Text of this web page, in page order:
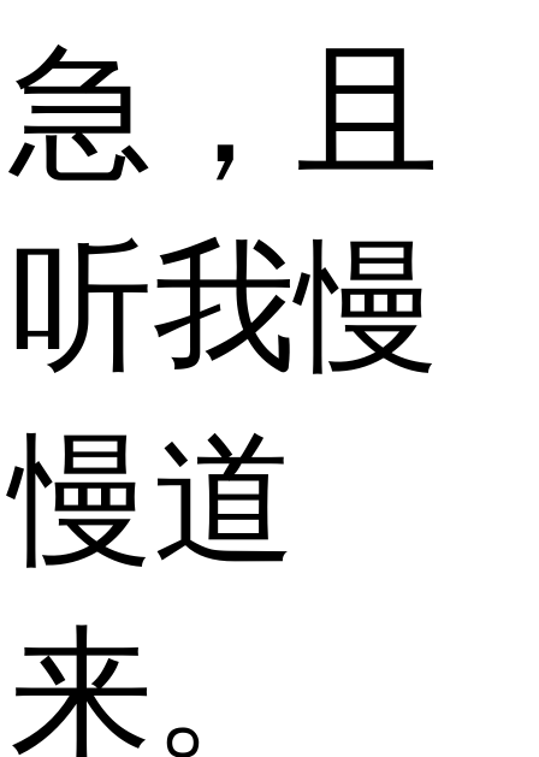
急，且
听我慢
慢道
来。